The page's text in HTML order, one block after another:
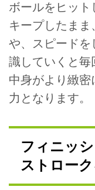
ボールをヒット
キープしたま
や、スピードを
識していくと毎
中身がより緻
力となります。
フィニッ
ストロー